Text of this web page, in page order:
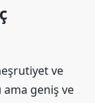
ve
ama geniş ve